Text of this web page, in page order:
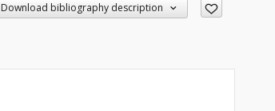
Download bibliography description